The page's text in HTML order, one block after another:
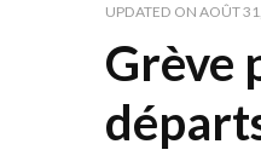
UPDATED ON AOÛT
Grève